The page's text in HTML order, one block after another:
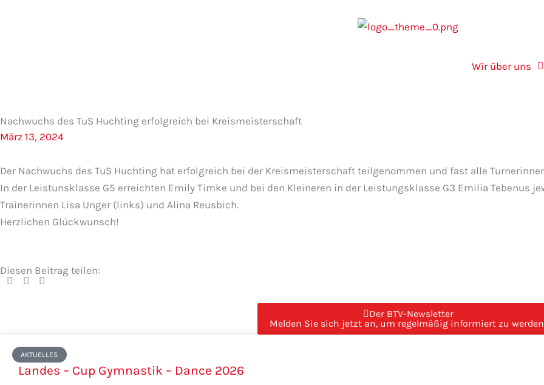
Wir über uns
Nachwuchs des TuS Huchting erfolgreich bei Kreismeisterschaft
März 13, 2024
Der Nachwuchs des TuS Huchting hat erfolgreich bei der Kreismeisterschaft teilgenommen und fast alle
In der Leistunsklasse G5 erreichten Emily Timke und bei den Kleineren in der Leistungsklasse G3 Emilia Tebenus
Trainerinnen Lisa Unger (links) und Alina Reusbich.
Herzlichen Glückwunsch!
Diesen Beitrag teilen:
Der BTV-Newsletter
Melden Sie sich jetzt an, um regelmäßig informiert zu
AKTUELLES
Landes – Cup Gymnastik – Dance 2026